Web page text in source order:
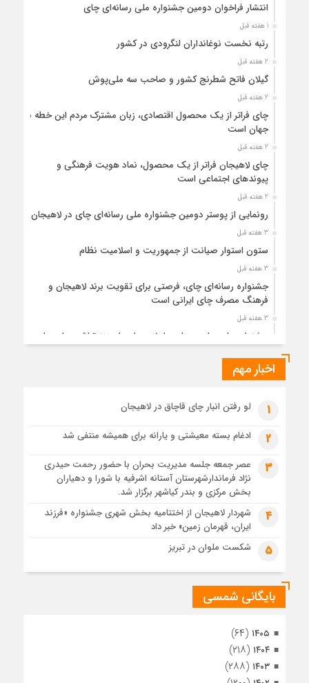
انتشار فراخوان دومین جشنواره ملی رسانه‌ای چای
1 هفته قبل
رتبه نخست نوغانداران لنگرودی در کشور
2 هفته قبل
گیلان فاتح شطرنج کشور و صاحب سه ملی‌پوش
2 هفته قبل
چای فراتر از یک محصول اقتصادی، زبان مشترک مردم این خطه با
جهان است
2 هفته قبل
چای لاهیجان فراتر از یک محصول، نماد هویت فرهنگی و
پیوندهای اجتماعی است
2 هفته قبل
رونمایی از پوستر دومین جشنواره ملی رسانه‌ای چای در لاهیجان
3 هفته قبل
ستون استوار صیانت از جمهوریت و اسلامیت نظام
3 هفته قبل
جشنواره رسانه‌ای چای، فرصتی برای تقویت برند لاهیجان و
فرهنگ مصرف چای ایرانی است
3 هفته قبل
جشنواره ملی چای، حمایت از لاهیجان یا هزینه‌تراشی برای چای
4 هفته قبل
4 هفته قبل
رئوف
تصاویر هوایی مراسم تشییع پیکر مطهر آقای شهید ایران – مشهد
مراسم تشییع پیکر مطهر آقای شهید ایران – مشهد
تصاویری از تراکم جمعیت حاضر در میدان ثورهالعشرین نجف
اشرف
اخبار مهم
1 لو رفتن انبار چای قاچاق در لاهیجان
2 ادغام بسته معیشتی و یارانه برای همیشه منتفی شد
3
عصر جمعه جلسه مدیریت بحران با حضور رحمت حیدری
نژاد فرماندارشهرستان آستانه اشرفیه با شورا و دهیاران
بخش مرکزی و بندر کیاشهر برگزار شد.
4
شهردار لاهیجان از اختتامیه بخش شهری جشنواره «فرزند
ایران، قهرمان زمین» خبر داد
5 شکست ملوان در تبریز
بایگانی شمسی
۱۴۰۵ (۶۴)
۱۴۰۴ (۲۱۸)
۱۴۰۳ (۲۸۸)